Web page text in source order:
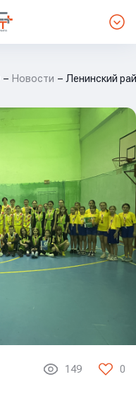
Новости Ленинский
149 0